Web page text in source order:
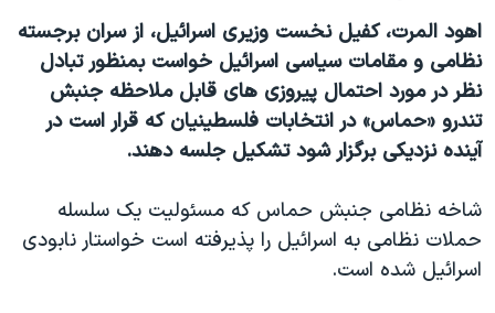
صفحه
اصلی
جهش
به
جستجو
جهان
ورزشی
گزیده‌ها
ویژه برنامه‌ها
فرهنگ و زندگی
حقوق شهروندی
صفحه‌های ویژه
جام جهانی ۲۰۲۶
عملیات خشم حماسی
۲۵۰سالگی آمریکا
مستندها
انتخابات ریاست جمهوری آمریکا ۲۰۲۴
فرکانس‌های صدای آمریکا
پخش رادیویی
یادگیری زبان انگلیسی
دنبال کنید
اهود المرت، کفيل نخست وزيری اسرائيل، از سران برجسته
نظامی و مقامات سياسی اسرائيل خواست بمنظور تبادل
نظر در مورد احتمال پيروزی های قابل ملاحظه جنبش
تندرو «حماس» در انتخابات فلسطينيان که قرار است در
آينده نزديکی برگزار شود تشکيل جلسه دهند.
شاخه نظامی جنبش حماس که مسئوليت يک سلسله
حملات نظامی به اسرائيل را پذيرفته است خواستار نابودی
اسرائيل شده است.